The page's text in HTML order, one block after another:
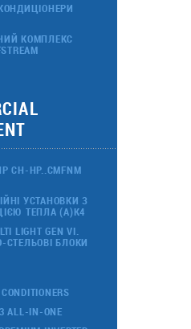
КОМПЛЕКС
CH-HP..CMFNM
УСТАНОВКИ З
ТЕПЛА (А)К4
LIGHT GEN VI.
СТЕЛЬОВІ БЛОКИ
ALL-IN-ONE